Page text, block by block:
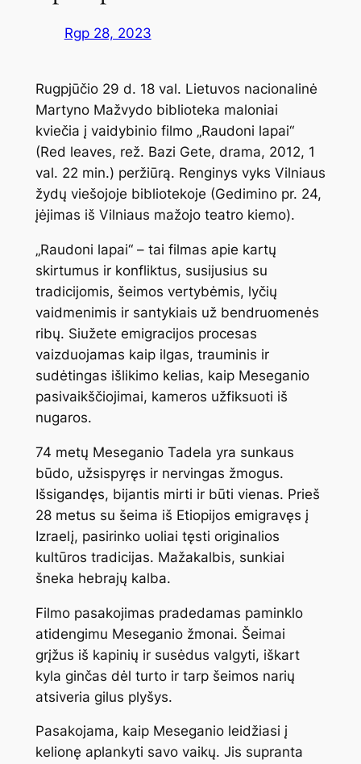
Rgp 28, 2023
Rugpjūčio 29 d. 18 val. Lietuvos nacionalinė
Martyno Mažvydo biblioteka maloniai
kviečia į vaidybinio filmo „Raudoni lapai“
(Red leaves, rež. Bazi Gete, drama, 2012, 1
val. 22 min.) peržiūrą. Renginys vyks Vilniaus
žydų viešojoje bibliotekoje (Gedimino pr. 24,
įėjimas iš Vilniaus mažojo teatro kiemo).
„Raudoni lapai“ – tai filmas apie kartų
skirtumus ir konfliktus, susijusius su
tradicijomis, šeimos vertybėmis, lyčių
vaidmenimis ir santykiais už bendruomenės
ribų. Siužete emigracijos procesas
vaizduojamas kaip ilgas, trauminis ir
sudėtingas išlikimo kelias, kaip Meseganio
pasivaikščiojimai, kameros užfiksuoti iš
nugaros.
74 metų Meseganio Tadela yra sunkaus
būdo, užsispyręs ir nervingas žmogus.
Išsigandęs, bijantis mirti ir būti vienas. Prieš
28 metus su šeima iš Etiopijos emigravęs į
Izraelį, pasirinko uoliai tęsti originalios
kultūros tradicijas. Mažakalbis, sunkiai
šneka hebrajų kalba.
Filmo pasakojimas pradedamas paminklo
atidengimu Meseganio žmonai. Šeimai
grįžus iš kapinių ir susėdus valgyti, iškart
kyla ginčas dėl turto ir tarp šeimos narių
atsiveria gilus plyšys.
Pasakojama, kaip Meseganio leidžiasi į
kelionę aplankyti savo vaikų. Jis supranta